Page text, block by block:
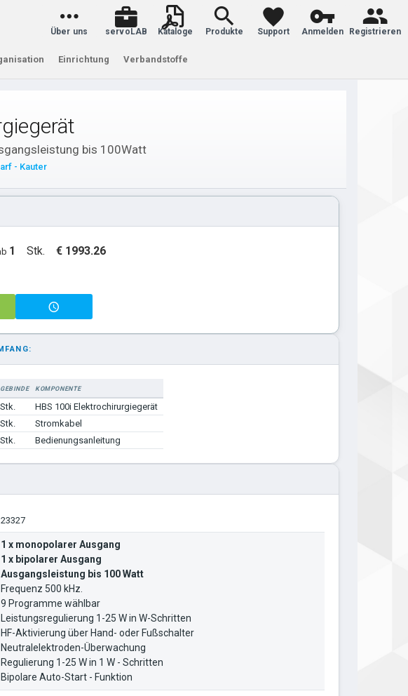
Über uns servoLAB Kataloge Produkte Support Anmelden Registrieren
Einrichtung Verbandstoffe
bis 100Watt
- Kauter
1 Stk. € 1993.26
GEBINDE KOMPONENTE
Stk.
HBS 100i Elektrochirurgiegerät
Stk.
Stromkabel
Stk. Bedienungsanleitung
23327
1 x monopolarer Ausgang
1 x bipolarer Ausgang
Ausgangsleistung bis 100 Watt
Frequenz 500 kHz.
9 Programme wählbar
Leistungsregulierung 1-25 W in W-Schritten
HF-Aktivierung über Hand- oder Fußschalter
Neutralelektroden-Überwachung
Regulierung 1-25 W in 1 W - Schritten
Bipolare Auto-Start - Funktion